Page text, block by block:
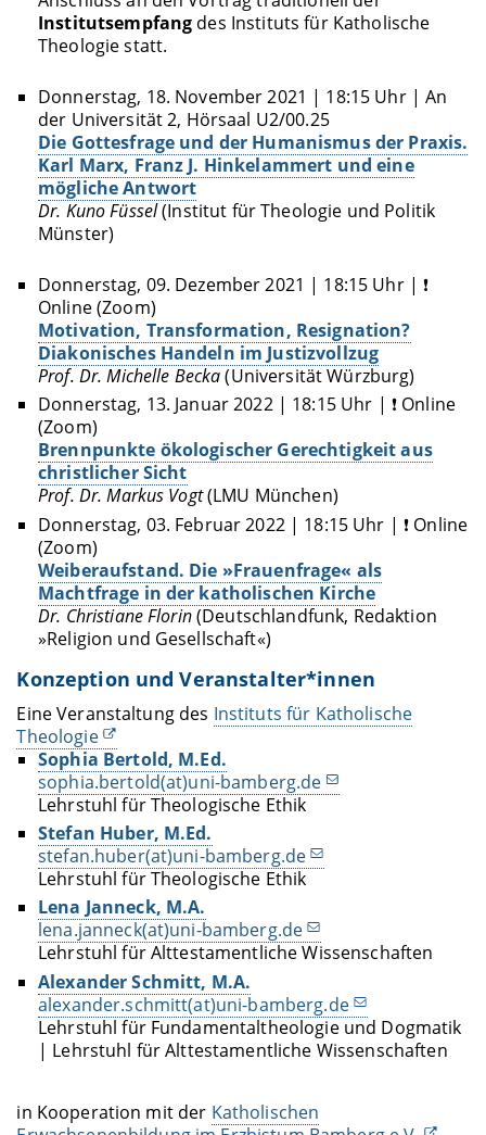
Institutsempfang des Instituts für Katholische
Theologie statt.
Donnerstag, 18. November 2021 | 18:15 Uhr | An
der Universität 2, Hörsaal U2/00.25
Die Gottesfrage und der Humanismus der Praxis.
Karl Marx, Franz J. Hinkelammert und eine
mögliche Antwort
Dr. Kuno Füssel(Institut für Theologie und Politik
Münster)
Donnerstag, 09. Dezember 2021 | 18:15 Uhr | ❗
Online (Zoom)
Motivation, Transformation, Resignation?
Diakonisches Handeln im Justizvollzug
Prof. Dr. Michelle Becka(Universität Würzburg)
Donnerstag, 13. Januar 2022 | 18:15 Uhr | ❗ Online
(Zoom)
Brennpunkte ökologischer Gerechtigkeit aus
christlicher Sicht
Prof. Dr. Markus Vogt(LMU München)
Donnerstag, 03. Februar 2022 | 18:15 Uhr | ❗ Online
(Zoom)
Weiberaufstand. Die »Frauenfrage« als
Machtfrage in der katholischen Kirche
Dr. Christiane Florin(Deutschlandfunk, Redaktion
»Religion und Gesellschaft«)
Konzeption und Veranstalter*innen
Eine Veranstaltung des Instituts für Katholische
Theologie
Sophia Bertold, M.Ed.
sophia.bertold(at)uni-bamberg.de
Lehrstuhl für Theologische Ethik
Stefan Huber, M.Ed.
stefan.huber(at)uni-bamberg.de
Lehrstuhl für Theologische Ethik
Lena Janneck, M.A.
lena.janneck(at)uni-bamberg.de
Lehrstuhl für Alttestamentliche Wissenschaften
Alexander Schmitt, M.A.
alexander.schmitt(at)uni-bamberg.de
Lehrstuhl für Fundamentaltheologie und Dogmatik
| Lehrstuhl für Alttestamentliche Wissenschaften
in Kooperation mit der Katholischen